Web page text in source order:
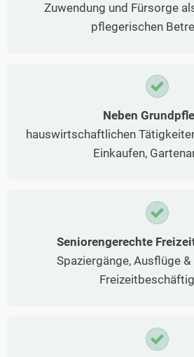
Zuwendung und Fürsorge
pflegerischen
Neben
hauswirtschaftlichen
Einkaufen,
Seniorengerechte
Spaziergänge, Ausflüge